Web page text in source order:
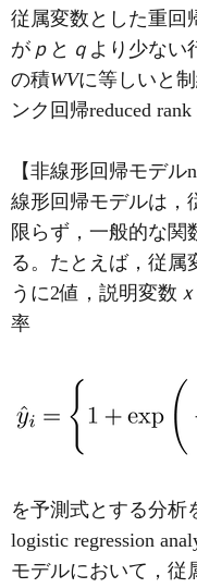
従属変数とした重回
が ｐ と ｑ より少ない
の積WVに等しいと
ンク回帰reduced rank
【非線形回帰モデ
線形回帰モデルは，
限らず，一般的な関
る。たとえば，従属
うに2値，説明変数 ｘ
率
を予測式とする分析
logistic regression
モデルにおいて，従